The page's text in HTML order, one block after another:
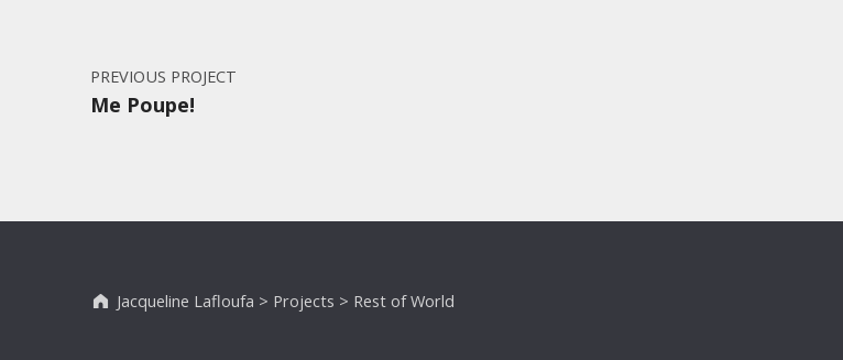
PREVIOUS PROJECT
Me Poupe!
Jacqueline Lafloufa > Projects > Rest of World